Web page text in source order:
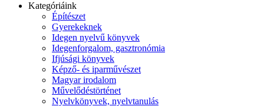
Kategóriáink
Építészet
Gyerekeknek
Idegen nyelvű könyvek
Idegenforgalom, gasztronómia
Ifjúsági könyvek
Képző- és iparművészet
Magyar irodalom
Művelődéstörténet
Nyelvkönyvek, nyelvtanulás